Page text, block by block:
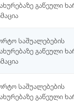
გაწეული
საშუალებების
გაწეული
საშუალებების
გაწეული